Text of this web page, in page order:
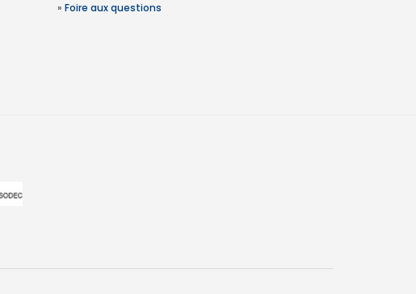
» Foire aux questions